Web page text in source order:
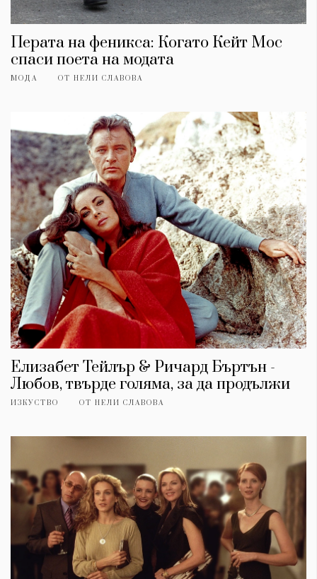
Перата на феникса: Когато Кейт Мос
спаси поета на модата
МОДА ОТ НЕЛИ СЛАВОВА
Елизабет Тейлър & Ричард Бъртън -
Любов, твърде голяма, за да продължи
ИЗКУСТВО ОТ НЕЛИ СЛАВОВА